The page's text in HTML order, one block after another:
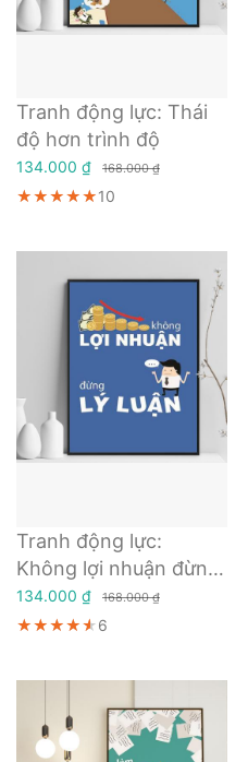
Tranh động lực: Thái
độ hơn trình độ
134.000 ₫ 168.000 ₫
★★★★★
★★★★★
★★★★★10
Tranh động lực:
Không lợi nhuận đừng
lý luận
134.000 ₫ 168.000 ₫
★★★★★
★★★★★
★★★★★6